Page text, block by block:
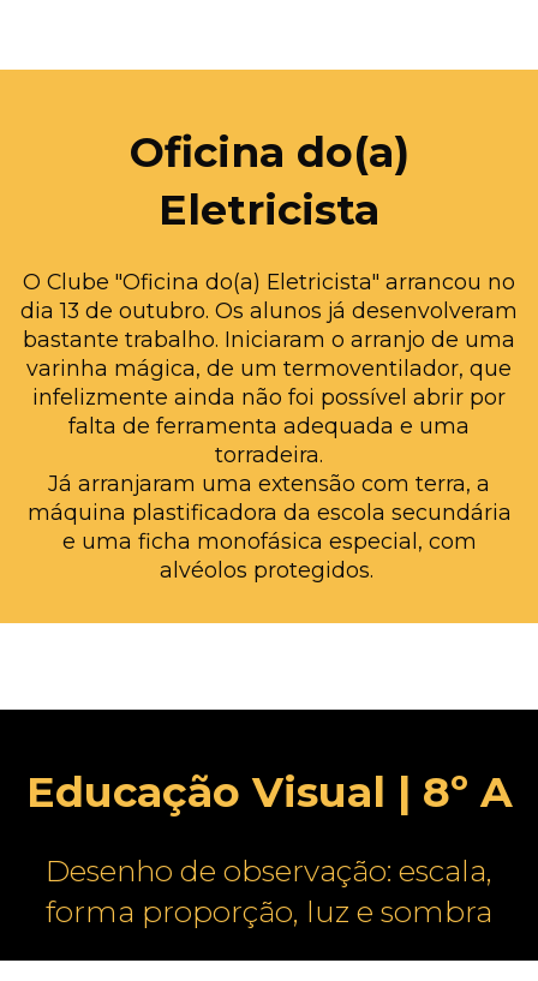
Oficina do(a)
Eletricista
O Clube "Oficina do(a) Eletricista" arrancou no
dia 13 de outubro. Os alunos já desenvolveram
bastante trabalho. Iniciaram o arranjo de uma
varinha mágica, de um termoventilador, que
infelizmente ainda não foi possível abrir por
falta de ferramenta adequada e uma
torradeira.
Já arranjaram uma extensão com terra, a
máquina plastificadora da escola secundária
e uma ficha monofásica especial, com
alvéolos protegidos.
Educação Visual | 8º A
Desenho de observação: escala,
forma proporção, luz e sombra